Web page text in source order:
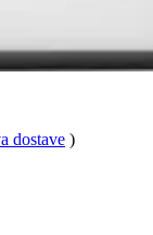
dostave )